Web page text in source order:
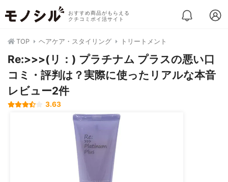
おすすめ商品がもらえる
クチコミポイ活サイト
TOP ヘアケア・スタイリング トリートメント
Re:>>>(リ：) プラチナム プラスの悪い口
コミ・評判は？実際に使ったリアルな本音
レビュー2件
3.63